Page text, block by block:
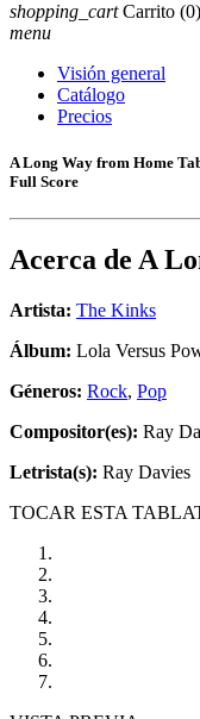
shopping_cart Carrito (0)
menu
Visión general
Catálogo
Precios
A Long Way from Home
Full Score
Acerca de A
Artista: The Kinks
Álbum: Lola Versus
Géneros: Rock, Pop
Compositor(es): Ray
Letrista(s): Ray Davies
TOCAR ESTA